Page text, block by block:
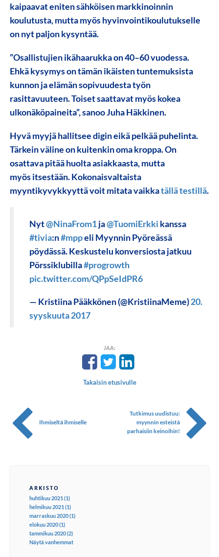
kaipaavat eniten sähköisen markkinoinnin
koulutusta, mutta myös hyvinvointikoulutukselle
on nyt paljon kysyntää.
”Osallistujien ikähaarukka on 40–60 vuodessa.
Ehkä kysymys on tämän ikäisten tuntemuksista
kunnon ja elämän sopivuudesta työn
rasittavuuteen. Toiset saattavat myös kokea
ulkonäköpaineita”, sanoo Juha Häkkinen.
Hyvä myyjä hallitsee digin eikä pelkää puhelinta.
Tärkein väline on kuitenkin oma kroppa. On
osattava pitää huolta asiakkaasta, mutta
myös itsestään. Kokonaisvaltaista
myyntikyvykkyyttä voit mitata vaikkatällä testillä.
Nyt@NinaFrom1ja@TuomiErkki kanssa
#tivia:n#mppeli Myynnin Pyöreässä
pöydässä. Keskustelu konversiosta jatkuu
Pörssiklubilla#progrowth
pic.twitter.com/QPpSeIdPR6
— Kristiina Pääkkönen (@KristiinaMeme)20.
syyskuuta 2017
JAA:
Takaisin etusivulle
Ihmiseltä ihmiselle
Tutkimus uudistuu:
myynnin esteistä
parhaisiin keinoihin!
ARKISTO
huhtikuu 2021 (1)
helmikuu 2021 (1)
marraskuu 2020 (1)
elokuu 2020 (1)
tammikuu 2020 (2)
Näytä vanhemmat